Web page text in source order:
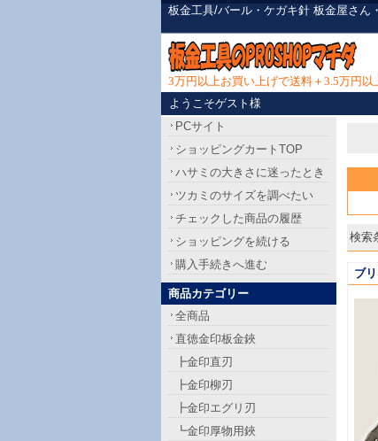
板金工具/バール・ケガキ針 板金屋さん
3万円以上お買い上げで送料＋3.5万円
ようこそゲスト様
検索
ブ
PCサイト
ショッピングカートTOP
ハサミの大きさに迷ったとき
ツカミのサイズを調べたい
チェックした商品の履歴
ショッピングを続ける
購入手続きへ進む
商品カテゴリー
全商品
直徳金印板金鋏
┣金印直刃
┣金印柳刃
┣金印エグリ刃
┗金印厚物用鋏